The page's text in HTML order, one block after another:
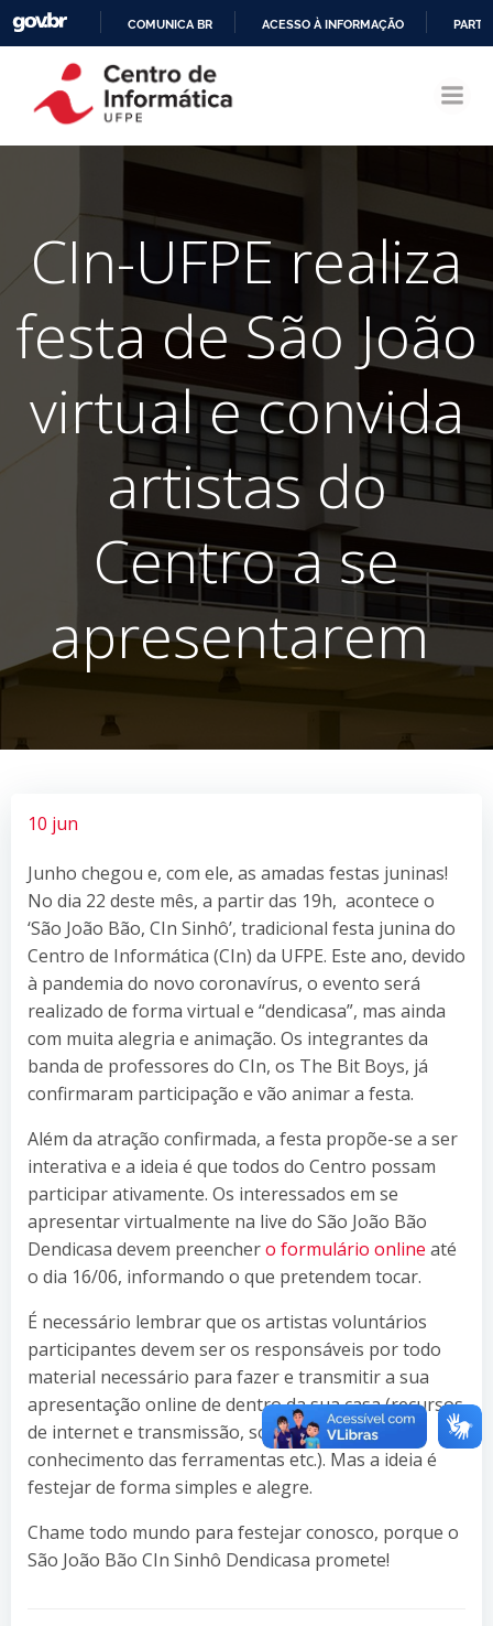
CONTEÚDO
COMUNICA BR ACESSO À INFORMAÇÃO
CIn-UFPE realiza
festa de São João
virtual e convida
artistas do
Centro a se
apresentarem
10 jun
Junho chegou e, com ele, as amadas festas juninas!
No dia 22 deste mês, a partir das 19h, acontece o
‘São João Bão, CIn Sinhô’, tradicional festa junina do
Centro de Informática (CIn) da UFPE. Este ano, devido
à pandemia do novo coronavírus, o evento será
realizado de forma virtual e “dendicasa”, mas ainda
com muita alegria e animação. Os integrantes da
banda de professores do CIn, os The Bit Boys, já
confirmaram participação e vão animar a festa.
Além da atração confirmada, a festa propõe-se a ser
interativa e a ideia é que todos do Centro possam
participar ativamente. Os interessados em se
apresentar virtualmente na live do São João Bão
Dendicasa devem preenchero formulário online até
o dia 16/06, informando o que pretendem tocar.
É necessário lembrar que os artistas voluntários
participantes devem ser os responsáveis por todo
material necessário para fazer e transmitir a sua
apresentação online de dentro da sua casa (recursos
de internet e transmissão, som, pessoas,
conhecimento das ferramentas etc.). Mas a ideia é
festejar de forma simples e alegre.
Chame todo mundo para festejar conosco, porque o
São João Bão CIn Sinhô Dendicasa promete!